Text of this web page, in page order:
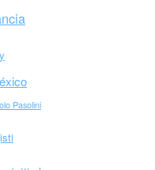
Pasolini